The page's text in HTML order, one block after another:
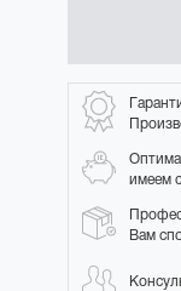
имеем
Вам